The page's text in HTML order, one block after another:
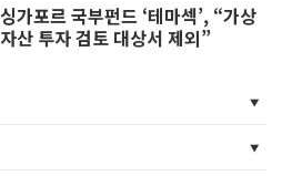
싱가포르 국부펀드 ‘테마섹’, “가상
자산 투자 검토 대상서 제외”